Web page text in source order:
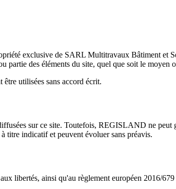
exclusive de SARL Multitravaux Bâtiment
des éléments du site, quel que soit le moyen
être utilisées sans accord écrit.
sur ce site. Toutefois, REGISLAND ne
titre indicatif et peuvent évoluer sans préavis.
libertés, ainsi qu'au règlement européen 2016/